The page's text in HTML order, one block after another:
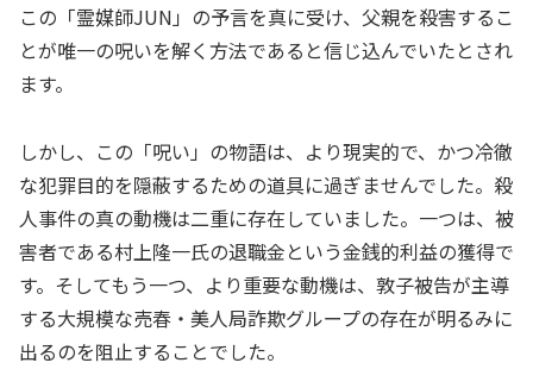
この「霊媒師JUN」の予言を真に受け、父親を殺害するこ
とが唯一の呪いを解く方法であると信じ込んでいたとされ
ます。
しかし、この「呪い」の物語は、より現実的で、かつ冷徹
な犯罪目的を隠蔽するための道具に過ぎませんでした。殺
人事件の真の動機は二重に存在していました。一つは、被
害者である村上隆一氏の退職金という金銭的利益の獲得で
す。そしてもう一つ、より重要な動機は、敦子被告が主導
する大規模な売春・美人局詐欺グループの存在が明るみに
出るのを阻止することでした。